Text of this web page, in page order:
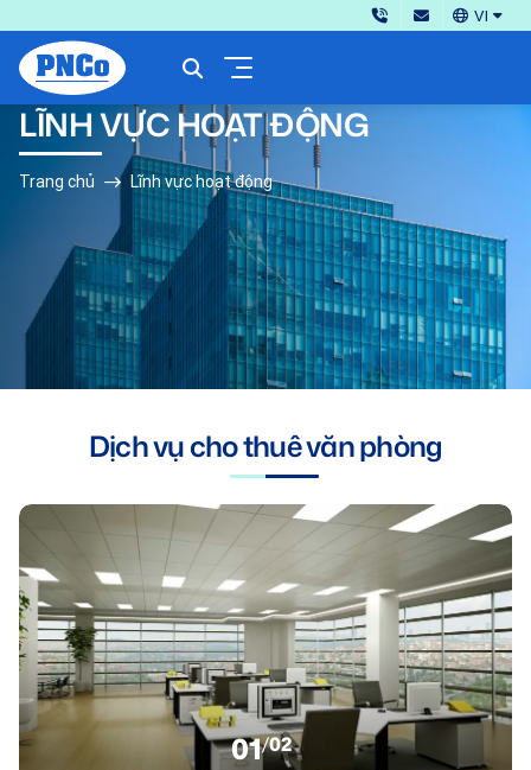
VI
LĨNH VỰC HOẠT ĐỘNG
Trang chủ Lĩnh vực hoạt động
Dịch vụ cho thuê văn phòng
01/02